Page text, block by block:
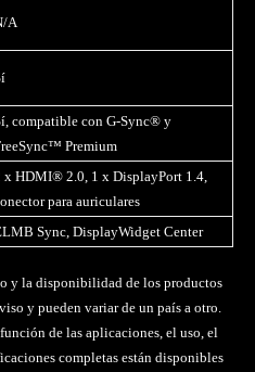
A
compatible con G-Sync® y
Premium
x HDMI® 2.0, 1 x DisplayPort 1.4,
para auriculares
Sync, DisplayWidget Center
y la disponibilidad de los productos
y pueden variar de un país a otro.
de las aplicaciones, el uso, el
completas están disponibles